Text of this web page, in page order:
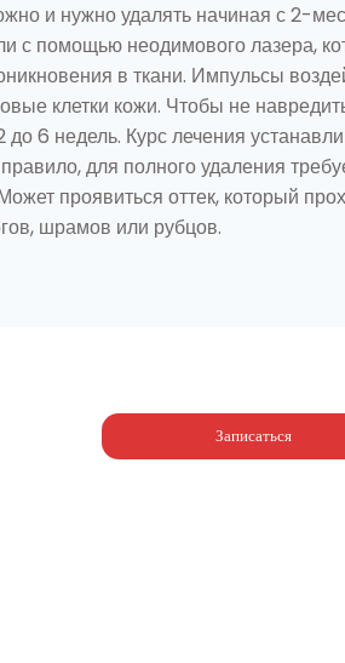
и нужно удалять начиная с 2-
с помощью неодимового лазера,
в ткани. Импульсы
клетки кожи. Чтобы не
6 недель. Курс лечения
для полного удаления
проявиться оттек, который
шрамов или рубцов.
Записаться